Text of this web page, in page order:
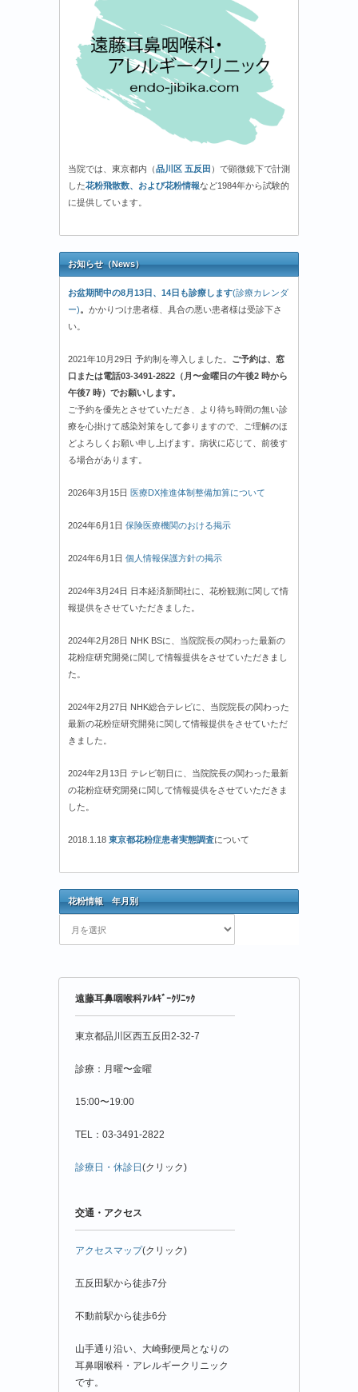
当院では、東京都内（品川区 五反田 ）で顕微鏡下で計測
した花粉飛散数、および花粉情報など1984年から試験的
に提供しています。
お知らせ（News）
お盆期間中の8月13日、14日も診療します(診療カレンダ
ー)。 かかりつけ患者様、具合の悪い患者様は受診下さ
い。
2021年10月29日 予約制を導入しました。 ご予約は、窓
口または電話03-3491-2822（月〜金曜日の午後2 時から
午後7 時）でお願いします。
ご予約を優先とさせていただき、より待ち時間の無い診
療を心掛けて感染対策をして参りますので、ご理解のほ
どよろしくお願い申し上げます。病状に応じて、前後す
る場合があります。
2026年3月15日 医療DX推進体制整備加算について
2024年6月1日 保険医療機関のおける掲示
2024年6月1日 個人情報保護方針の掲示
2024年3月24日 日本経済新聞社に、花粉観測に関して情
報提供をさせていただきました。
2024年2月28日 NHK BSに、当院院長の関わった最新の
花粉症研究開発に関して情報提供をさせていただきまし
た。
2024年2月27日 NHK総合テレビに、当院院長の関わった
最新の花粉症研究開発に関して情報提供をさせていただ
きました。
2024年2月13日 テレビ朝日に、当院院長の関わった最新
の花粉症研究開発に関して情報提供をさせていただきま
した。
2018.1.18 東京都花粉症患者実態調査について
花粉情報 年月別
花
粉
遠藤耳鼻咽喉科ｱﾚﾙｷﾞｰｸﾘﾆｯｸ
東京都品川区西五反田2-32-7
診療：月曜〜金曜
15:00〜19:00
TEL：03-3491-2822
診療日・休診日 (クリック)
交通・アクセス
アクセスマップ(クリック)
五反田駅から徒歩7分
不動前駅から徒歩6分
山手通り沿い、大崎郵便局となりの
耳鼻咽喉科・アレルギークリニック
です。